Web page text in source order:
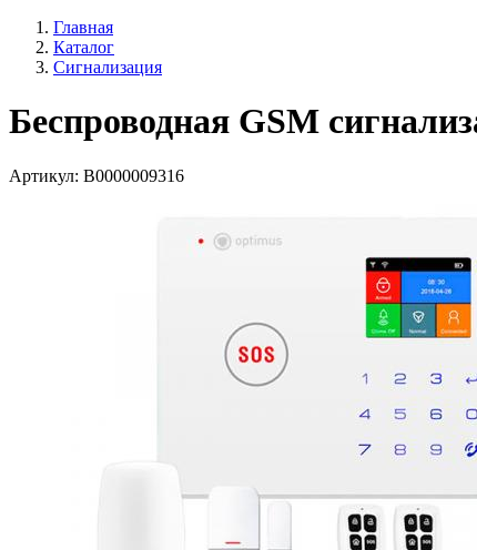
Главная
Каталог
Сигнализация
Беспроводная GSM
Артикул: В0000009316